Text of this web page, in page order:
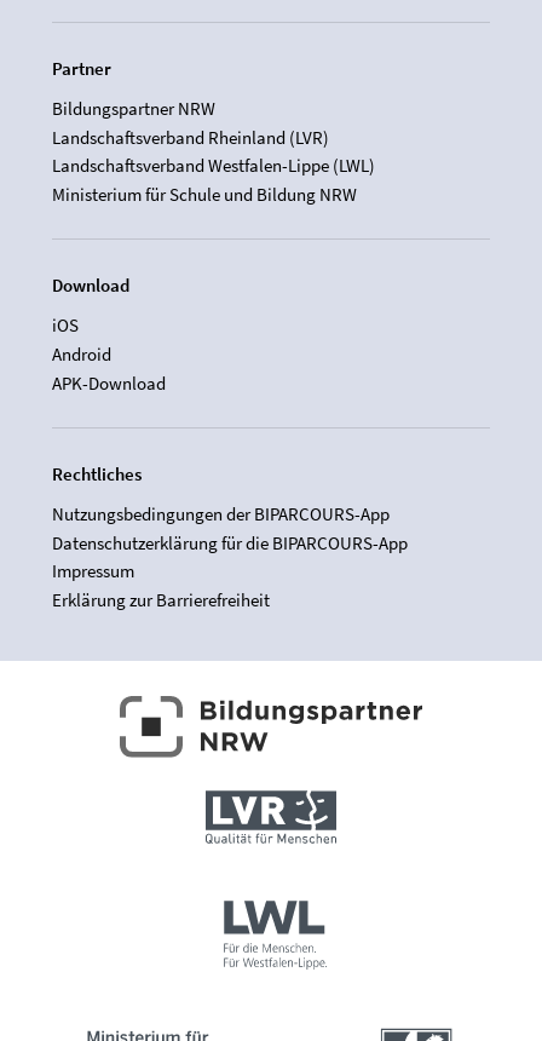
Partner
Bildungspartner NRW
Landschaftsverband Rheinland (LVR)
Landschaftsverband Westfalen-Lippe (LWL)
Ministerium für Schule und Bildung NRW
Download
iOS
Android
APK-Download
Rechtliches
Nutzungsbedingungen der BIPARCOURS-App
Datenschutzerklärung für die BIPARCOURS-App
Impressum
Erklärung zur Barrierefreiheit